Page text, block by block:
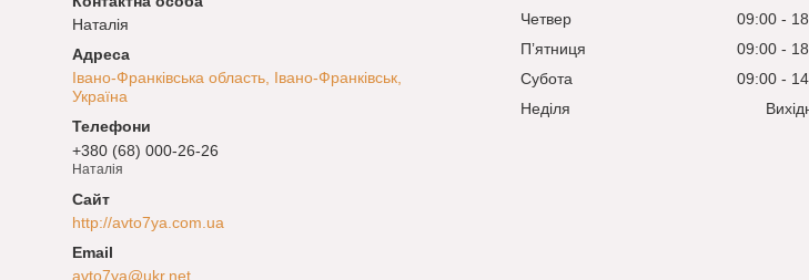
Наталія
Івано-Франківська область, Івано-Франківськ,
Україна
+380 (68) 000-26-26
Наталія
http://avto7ya.com.ua
avto7ya@ukr.net
Четвер
09:00
Пʼятниця
09:00
Субота
09:00
Неділя